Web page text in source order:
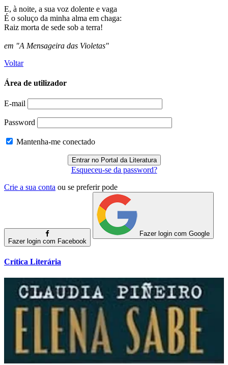
E, à noite, a sua voz dolente e vaga
É o soluço da minha alma em chaga:
Raiz morta de sede sob a terra!
em "A Mensageira das Violetas"
Voltar
Área de utilizador
E-mail
Password
Mantenha-me conectado
Esqueceu-se da password?
Crie a sua conta ou se preferir pode
Fazer login com Facebook
Fazer login com Google
Crítica Literária